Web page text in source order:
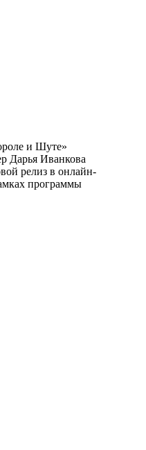
и Шуте»
Дарья Иванкова
релиз в онлайн-
программы